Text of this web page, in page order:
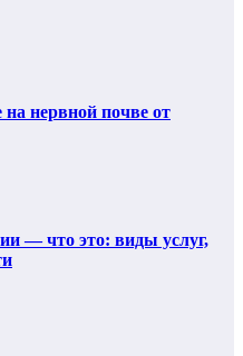
нервной почве от
— что это: виды услуг,